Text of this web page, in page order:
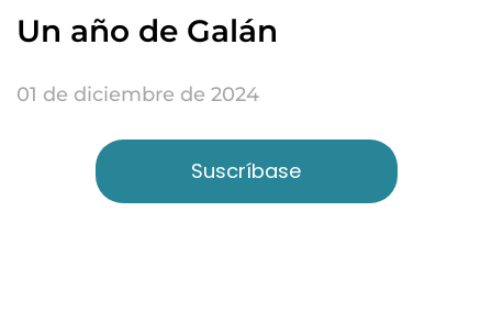
Un año de Galán
01 de diciembre de 2024
Suscríbase